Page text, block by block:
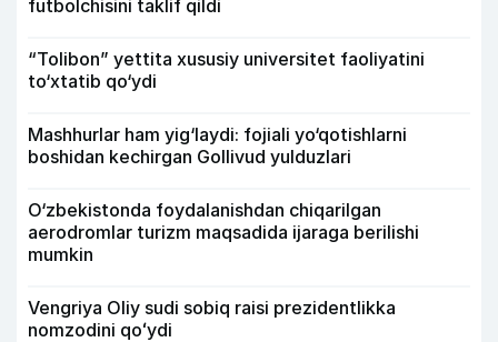
futbolchisini taklif qildi
“Tolibon” yettita xususiy universitet faoliyatini
to‘xtatib qo‘ydi
Mashhurlar ham yig‘laydi: fojiali yo‘qotishlarni
boshidan kechirgan Gollivud yulduzlari
O‘zbekistonda foydalanishdan chiqarilgan
aerodromlar turizm maqsadida ijaraga berilishi
mumkin
Vengriya Oliy sudi sobiq raisi prezidentlikka
nomzodini qoʻydi